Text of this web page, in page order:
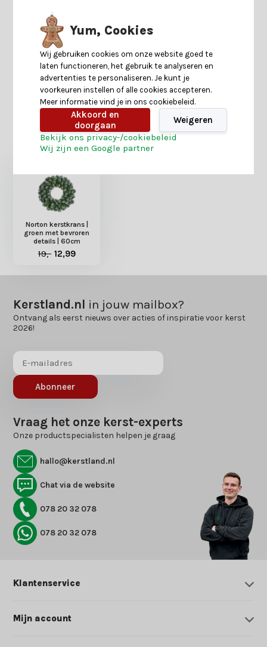
Specificaties
Reviews
Heb je nog interesse in deze recent bekeken
producten?
Norton kerstkrans |
groen met bevroren
details | 60cm
19,- 12,99
Kerstland.nl in jouw mailbox?
Ontvang als eerst nieuws over acties of inspiratie voor kerst
2026!
Abonneer
Vraag het onze kerst-experts
Onze productspecialisten helpen je graag
hallo@kerstland.nl
Chat via de website
078 20 32 078
078 20 32 078
Klantenservice
Mijn account
Yum, Cookies
Wij gebruiken cookies om onze website goed te
laten functioneren, het gebruik te analyseren en
advertenties te personaliseren. Je kunt je
voorkeuren instellen of alle cookies accepteren.
Meer informatie vind je in ons cookiebeleid.
Akkoord en
doorgaan
Weigeren
Bekijk ons privacy-/cookiebeleid
Wij zijn een Google partner